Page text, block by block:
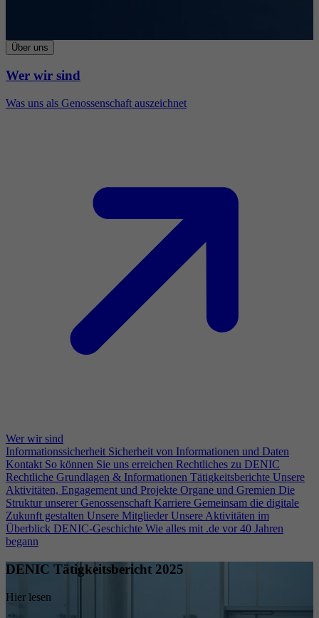
Über uns
Wer wir sind
Was uns als Genossenschaft auszeichnet
Wer wir sind
Informationssicherheit Sicherheit von Informationen und Daten
Kontakt So können Sie uns erreichen Rechtliches zu DENIC
Rechtliche Grundlagen & Informationen Tätigkeitsberichte Unsere
Aktivitäten, Engagement und Projekte Organe und Gremien Die
Struktur unserer Genossenschaft Karriere Gemeinsam die digitale
Zukunft gestalten Unsere Mitglieder Unsere Aktivitäten im
Überblick DENIC-Geschichte Wie alles mit .de vor 40 Jahren
begann
DENIC Tätigkeitsbericht 2025
Hier lesen